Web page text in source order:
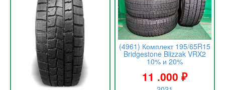
(4961) Комплект 195/65R15
Bridgestone Blizzak VRX2
10% и 20%
11 .000₽